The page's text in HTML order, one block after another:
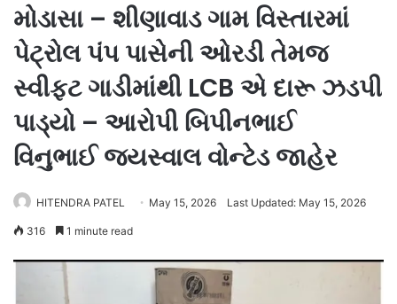
મોડાસા – શીણાવાડ ગામ વિસ્તારમાં
પેટ્રોલ પંપ પાસેની ઓરડી તેમજ
સ્વીફ્ટ ગાડીમાંથી LCB એ દારૂ ઝડપી
પાડ્યો – આરોપી બિપીનભાઈ
વિનુભાઈ જયસ્વાલ વોન્ટેડ જાહેર
HITENDRA PATEL May 15, 2026 Last Updated: May 15, 2026
316 1 minute read